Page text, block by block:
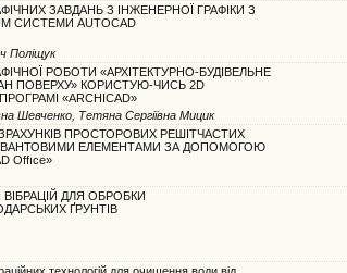
ЗАВДАНЬ З ІНЖЕНЕРНОЇ ГРАФІКИ З
СИСТЕМИ AUTOCAD
Поліщук
РОБОТИ «АРХІТЕКТУРНО-БУДІВЕЛЬНЕ
ПОВЕРХУ» КОРИСТУЮ-ЧИСЬ 2D
«ARCHICAD»
Шевченко, Тетяна Сергіївна Мицик
ПРОСТОРОВИХ РЕШІТЧАСТИХ
ВАНТОВИМИ ЕЛЕМЕНТАМИ ЗА ДОПОМОГОЮ
Offıce»
ДЛЯ ОБРОБКИ
ҐРУНТІВ